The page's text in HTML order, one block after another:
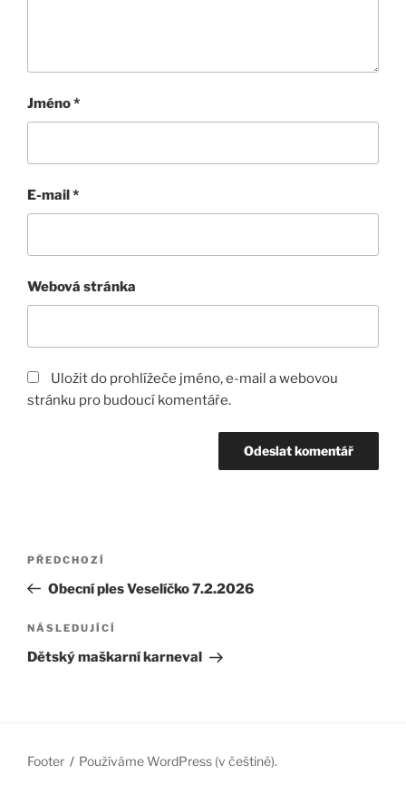
Jméno*
E-mail*
Webová stránka
Uložit do prohlížeče jméno, e-mail a webovou
stránku pro budoucí komentáře.
Navigace
příspěvek
Předchozí
příspěvek
PŘEDCHOZÍ
Obecní ples Veselíčko 7.2.2026
Následující
příspěvek
NÁSLEDUJÍCÍ
Dětský maškarní karneval
Footer Používáme WordPress (v češtině).